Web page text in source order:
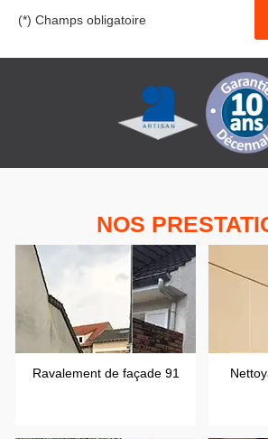
(*) Champs obligatoire
NOS
Ravalement de façade 91